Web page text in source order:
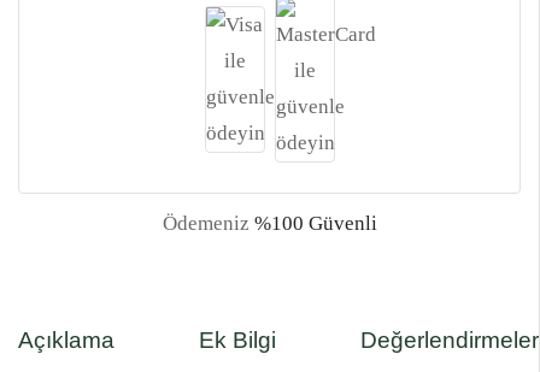
Ödemeniz %100 Güvenli
Açıklama Ek Bilgi